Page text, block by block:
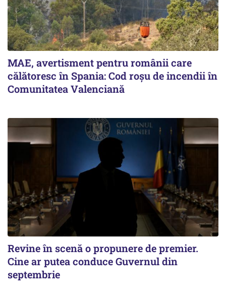
MAE, avertisment pentru românii care
călătoresc în Spania: Cod roșu de incendii în
Comunitatea Valenciană
Revine în scenă o propunere de premier.
Cine ar putea conduce Guvernul din
septembrie